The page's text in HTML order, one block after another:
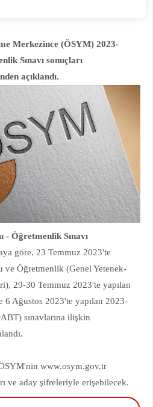
Merkezince (ÖSYM) 2023-
Sınavı sonuçları
açıklandı.
- Öğretmenlik Sınavı
göre, 23 Temmuz 2023'te
ve Öğretmenlik (Genel Yetenek-
29-30 Temmuz 2023'te yapılan
Ağustos 2023'te yapılan 2023-
sınavlarına ilişkin
www.osym.gov.tr
ve aday şifreleriyle erişebilecek.